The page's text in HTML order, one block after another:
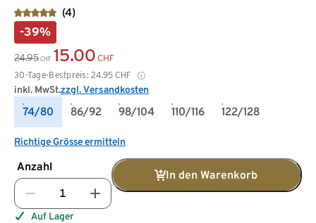
(4)
-39%
24.95 CHF 15.00 CHF
30-Tage-Bestpreis: 24.95 CHF
inkl. MwSt.zzgl. Versandkosten
74/80 86/92 98/104 110/116 122/128
Richtige Grösse ermitteln
Anzahl
In den Warenkorb
Auf Lager